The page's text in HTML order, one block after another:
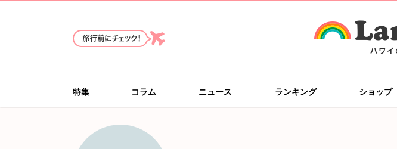
特集 コラム ニュース ランキング ショップ